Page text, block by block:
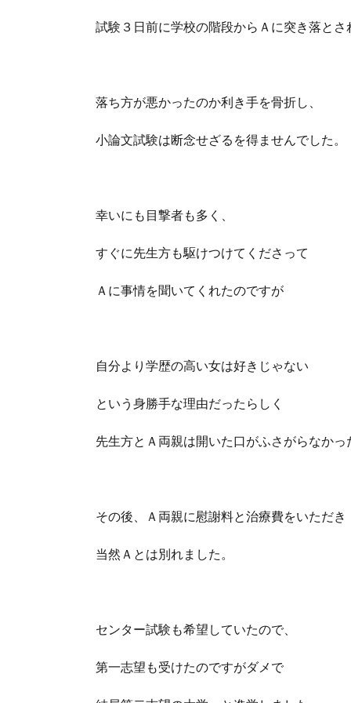
試験３日前に学校の階段からＡに突き落とさ
落ち方が悪かったのか利き手を骨折し、
小論文試験は断念せざるを得ませんでした。
幸いにも目撃者も多く、
すぐに先生方も駆けつけてくださって
Ａに事情を聞いてくれたのですが
自分より学歴の高い女は好きじゃない
という身勝手な理由だったらしく
先生方とＡ両親は開いた口がふさがらなかっ
その後、Ａ両親に慰謝料と治療費をいただき
当然Ａとは別れました。
センター試験も希望していたので、
第一志望も受けたのですがダメで